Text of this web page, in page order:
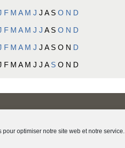
pour optimiser notre site web et notre service.
F M A M J J A S O N D
F M A M J J A S O N D
F M A M J J A S O N D
F M A M J J A S O N D